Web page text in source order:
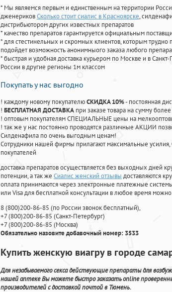
* Мы являемся первым и единственным на территории
дженериковСколько стоит сиалис в Красноярске,
дистрибьютором других известных препаратов
* качество препаратов гарантируется официальным
* для стестинельных и скромных клиентов, которым трудно
подойдет возможность анонимныого заказа любого
* быстрая и удобная доставка курьером по Москве и в
России в другие регионы 1м классом
Покупать у нас выгодно
! каждому новому покупателюСКИДКА 10%- постоянная
! БЕСПЛАТНАЯ ДОСТАВКА при заказе товара на сумму
! оптовым покупателям СПЕЦИАЛЬНЫЕ цены на
! так же у нас постоянно проводятся различные АКЦИИ
Силденафила по очень выгодным ценам!
Cотрудники нашей фирмы прилагают максимальные
покупателей
доставка препаратов осуществляется без выходных дней
потенции, а так же Сиалис женский отзывы доставляются
оплата принимаются через электронные платежные
или Visa для бесплатной консультации в любое время можно
8(800)200-86-85 (по России звонок бесплатный),
+7(800)200-86-85 (Санкт-Петербург)
+7(800)200-86-85 (Москва)
Обязательно назовите добавочный номер: 3533
Купить женскую виагру в городе
Для незабываемого секса действующие препараты для
нашей аптеке Вы можете быстро заказать online
производителей с доставкой почтой в Тюмень.